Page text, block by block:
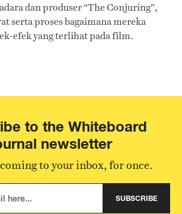
dan produser “The Conjuring”,
serta proses bagaimana mereka
efek yang terlihat pada film.
to the Whiteboard
newsletter
to your inbox, for once.
SUBSCRIBE